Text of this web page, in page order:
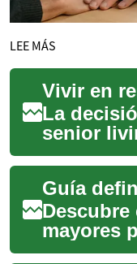
LEE MÁS
La
senior
para la
aspectos
prácticos
mayores